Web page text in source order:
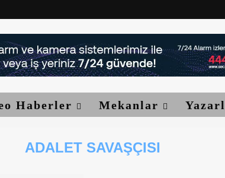
Haberler Mekanlar
ADALET SAVAŞÇISI